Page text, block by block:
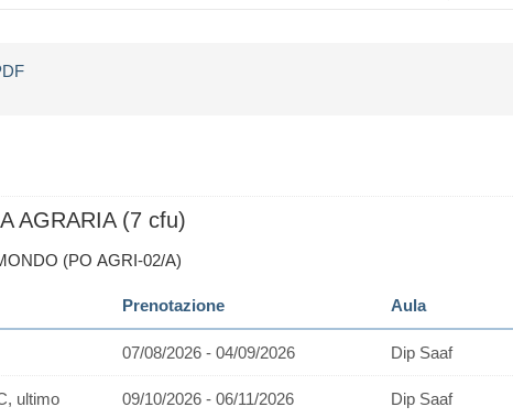
AGRARIA (7 cfu)
(PO AGRI-02/A)
Prenotazione Aula
07/08/2026 - 04/09/2026 Dip Saaf
ultimo
09/10/2026 - 06/11/2026 Dip Saaf